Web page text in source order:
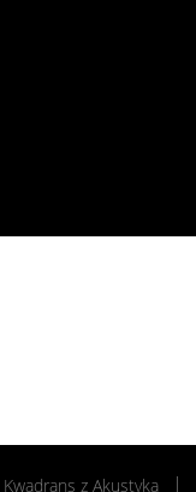
Kwadrans z Akustyką